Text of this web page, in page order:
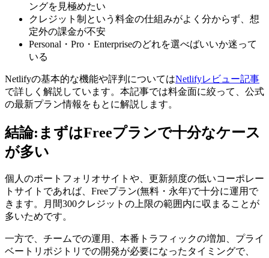
ングを見極めたい
クレジット制という料金の仕組みがよく分からず、想
定外の課金が不安
Personal・Pro・Enterpriseのどれを選べばいいか迷って
いる
Netlifyの基本的な機能や評判についてはNetlifyレビュー記事
で詳しく解説しています。本記事では料金面に絞って、公式
の最新プラン情報をもとに解説します。
結論:まずはFreeプランで十分なケース
が多い
個人のポートフォリオサイトや、更新頻度の低いコーポレー
トサイトであれば、Freeプラン(無料・永年)で十分に運用で
きます。月間300クレジットの上限の範囲内に収まることが
多いためです。
一方で、チームでの運用、本番トラフィックの増加、プライ
ベートリポジトリでの開発が必要になったタイミングで、